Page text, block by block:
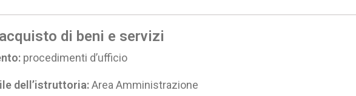
di beni e servizi
procedimenti d’ufficio
dell’istruttoria:Area Amministrazione